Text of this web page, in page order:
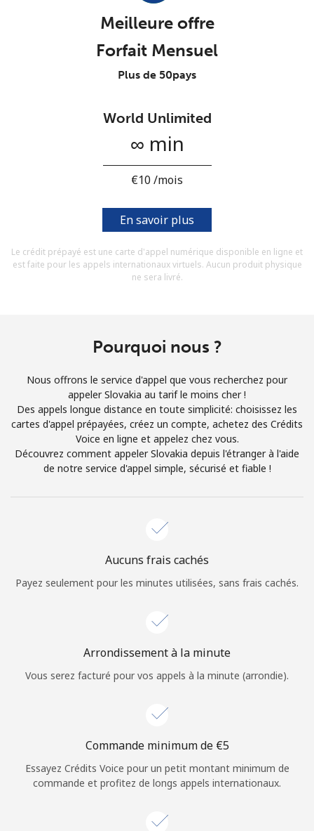
S'inscrire
Bonjour!
Identifiez-vous ouINSCRIVEZ-VOUS →
Rappel du mot de passe →
Continue avec
Meilleure offre
Forfait Mensuel
Plus de 50pays
World Unlimited
∞ min
⁦€10⁩ /mois
En savoir plus
Le crédit prépayé est une carte d'appel numérique disponible en ligne et
est faite pour les appels internationaux virtuels. Aucun produit physique
ne sera livré.
Pourquoi nous ?
Nous offrons le service d'appel que vous recherchez pour
appeler Slovakia au tarif le moins cher !
Des appels longue distance en toute simplicité: choisissez les
cartes d'appel prépayées, créez un compte, achetez des Crédits
Voice en ligne et appelez chez vous.
Découvrez comment appeler Slovakia depuis l'étranger à l'aide
de notre service d'appel simple, sécurisé et fiable !
Aucuns frais cachés
Payez seulement pour les minutes utilisées, sans frais cachés.
Arrondissement à la minute
Vous serez facturé pour vos appels à la minute (arrondie).
Commande minimum de ⁦€5⁩
Essayez Crédits Voice pour un petit montant minimum de
commande et profitez de longs appels internationaux.